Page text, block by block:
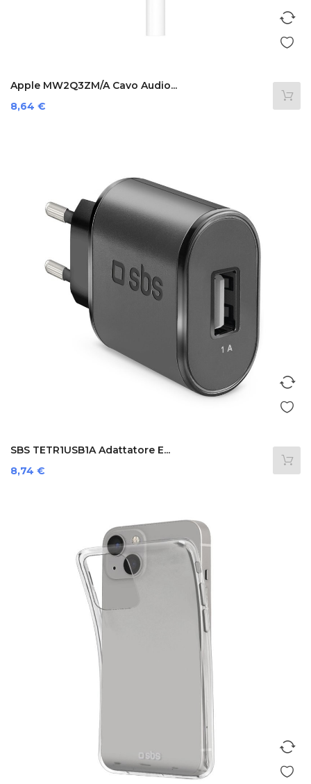
Apple MW2Q3ZM/A Cavo Audio...
Prezzo
8,64 €
SBS TETR1USB1A Adattatore E...
Prezzo
8,74 €